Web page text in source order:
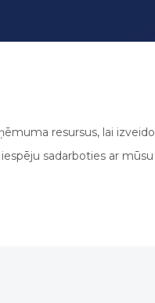
resursus, lai
sadarboties ar